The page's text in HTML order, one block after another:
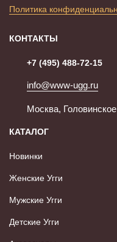
Политика
КОНТАКТЫ
+7 (495) 488-72-15
info@www-ugg.ru
Москва,
КАТАЛОГ
Новинки
Женские Угги
Мужские Угги
Детские Угги